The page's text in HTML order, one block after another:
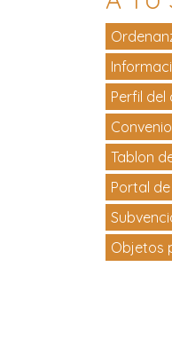
Perfil
Tablon
Portal
Objetos